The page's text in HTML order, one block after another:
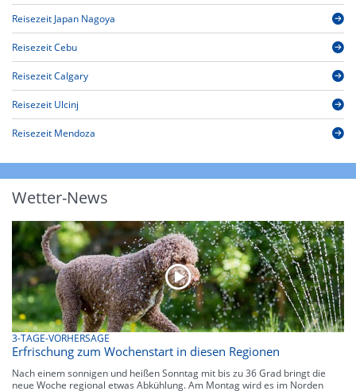
Reisezeit Japan Nagoya
Reisezeit Cebu
Reisezeit Calgary
Reisezeit Ulcinj
Reisezeit Mendoza
Wetter-News
3-TAGE-VORHERSAGE
Erfrischung zum Wochenstart in diesen Regionen
Nach einem sonnigen und heißen Sonntag mit bis zu 36 Grad bringt die
neue Woche regional etwas Abkühlung. Am Montag wird es im Norden